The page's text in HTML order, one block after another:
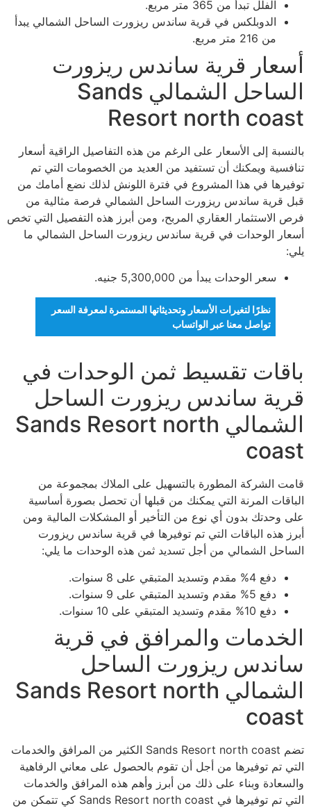
الفلل تبدأ من 365 متر مربع.
الدوبلكس في قرية ساندس ريزورت الساحل الشمالي يبدأ
من 216 متر مربع.
أسعار قرية ساندس ريزورت
الساحل الشمالي Sands
Resort north coast
بالنسبة إلى الأسعار على الرغم من هذه التفاصيل الراقية أسعار
تنافسية ويمكنك أن تستفيد من العديد من الخصومات التي تم
توفيرها في هذا المشروع في فترة اللونش لذلك نضع أمامك من
قبل قرية ساندس ريزورت الساحل الشمالي فرصة مثالية من
فرص الاستثمار العقاري المربح، ومن أبرز هذه التفصيل التي تخص
أسعار الوحدات في قرية ساندس ريزورت الساحل الشمالي ما
يلي:
سعر الوحدات يبدأ من 5,300,000 جنيه.
نظرًا لتغيرات الأسعار وتحديثاتها المستمرة لمعرفة السعر
تواصل معنا عبر الواتساب
باقات تقسيط ثمن الوحدات في
قرية ساندس ريزورت الساحل
الشمالي Sands Resort north
coast
قامت الشركة المطورة بالتسهيل على الملاك بمجموعة من
الباقات المرنة التي يمكنك من قبلها أن تحصل بصورة أساسية
على وحدتك بدون أي نوع من التأخير أو المشكلات المالية ومن
أبرز هذه الباقات التي تم توفيرها في قرية ساندس ريزورت
الساحل الشمالي من أجل تسديد ثمن هذه الوحدات ما يلي:
دفع 4% مقدم وتسديد المتبقي على 8 سنوات.
دفع 5% مقدم وتسديد المتبقي على 9 سنوات.
دفع 10% مقدم وتسديد المتبقي على 10 سنوات.
الخدمات والمرافق في قرية
ساندس ريزورت الساحل
الشمالي Sands Resort north
coast
تضم Sands Resort north coast الكثير من المرافق والخدمات
التي تم توفيرها من أجل أن تقوم بالحصول على معاني الرفاهية
والسعادة وبناء على ذلك من أبرز وأهم هذه المرافق والخدمات
التي تم توفيرها في Sands Resort north coast كي تتمكن من